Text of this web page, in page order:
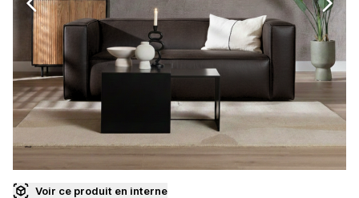
Voir ce produit en interne